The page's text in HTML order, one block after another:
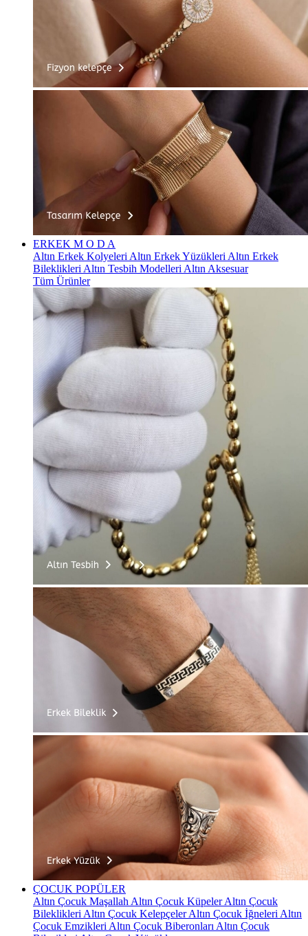
ERKEK M O D A
Altın Erkek Kolyeleri Altın Erkek Yüzükleri Altın Erkek
Bileklikleri Altın Tesbih Modelleri Altın Aksesuar
Tüm Ürünler
ÇOCUK POPÜLER
Altın Çocuk Maşallah Altın Çocuk KüpelerAltın Çocuk
Bileklikleri Altın Çocuk KelepçelerAltın Çocuk İğneleri Altın
Çocuk Emzikleri Altın Çocuk Biberonları Altın Çocuk